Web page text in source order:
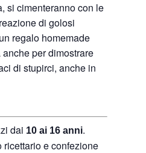
si cimenteranno con le
di golosi
regalo homemade
per dimostrare
di stupirci, anche in
dai 10 ai 16 anni.
ricettario e confezione